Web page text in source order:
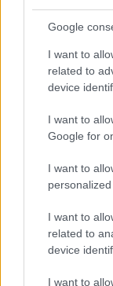
Google
I want to
related to
device
I want to
Google for
I want to
personalized
I want to
related to
device
I want to
È il fallimento
presto per
numerico, le
sembrano
promesse
centrodestra